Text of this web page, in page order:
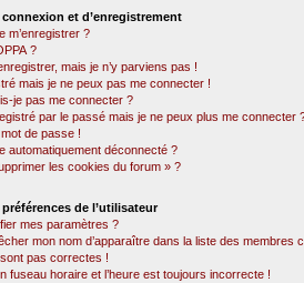
et d’enregistrement
m’enregistrer ?
?
mais je n’y parviens pas !
mais je ne peux pas me connecter !
je pas me connecter ?
par le passé mais je ne peux plus me connecter
de passe !
automatiquement déconnecté ?
les cookies du forum » ?
de l’utilisateur
mes paramètres ?
mon nom d’apparaître dans la liste des membres
pas correctes !
fuseau horaire et l’heure est toujours incorrecte !